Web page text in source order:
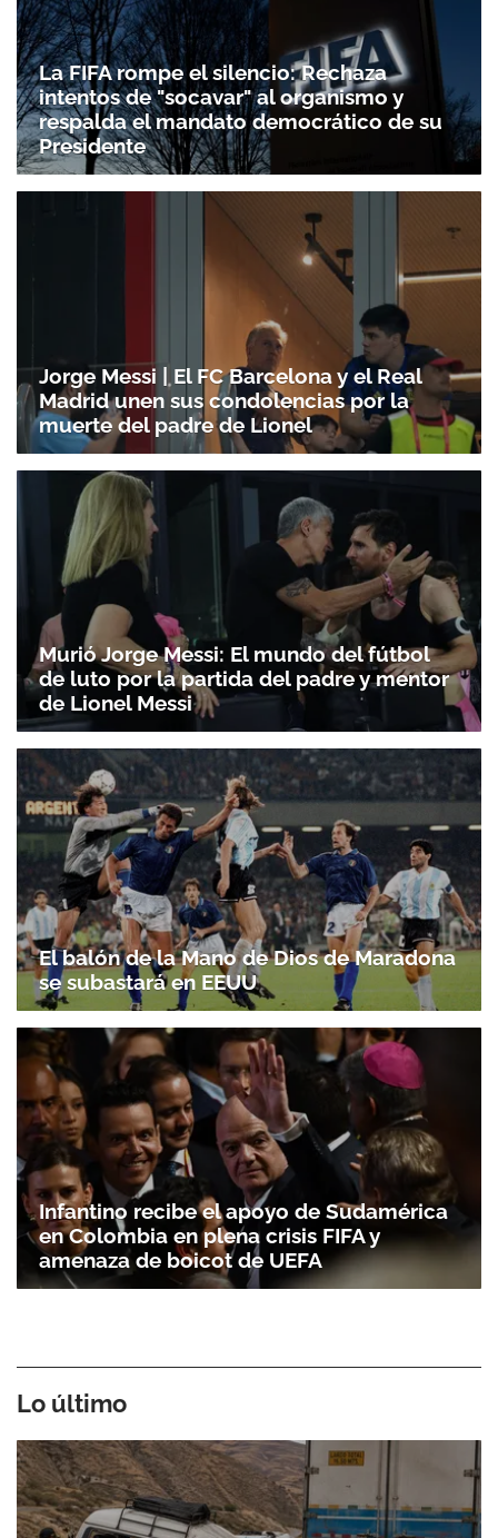
La FIFA rompe el silencio: Rechaza
intentos de "socavar" al organismo y
respalda el mandato democrático de su
Presidente
Jorge Messi | El FC Barcelona y el Real
Madrid unen sus condolencias por la
muerte del padre de Lionel
Murió Jorge Messi: El mundo del fútbol
de luto por la partida del padre y mentor
de Lionel Messi
El balón de la Mano de Dios de Maradona
se subastará en EEUU
Infantino recibe el apoyo de Sudamérica
en Colombia en plena crisis FIFA y
amenaza de boicot de UEFA
Lo último